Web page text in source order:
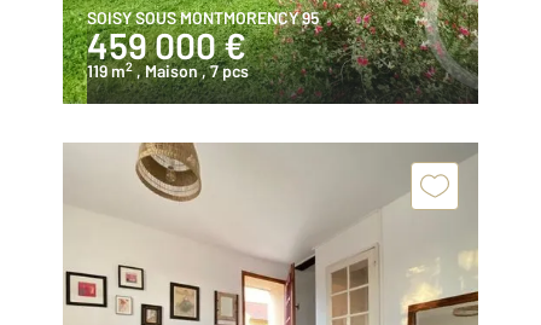
SOISY SOUS MONTMORENCY 95
459 000 €
119 m2 , Maison, 7 pcs